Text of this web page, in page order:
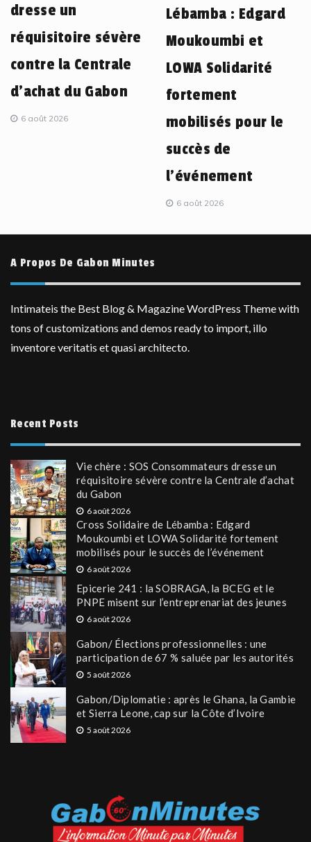
dresse un
réquisitoire sévère
contre la Centrale
d’achat du Gabon
6 août 2026
Lébamba : Edgard
Moukoumbi et
LOWA Solidarité
fortement
mobilisés pour le
succès de
l’événement
6 août 2026
A Propos De Gabon Minutes
Intimateis the Best Blog & Magazine WordPress Theme with
tons of customizations and demos ready to import, illo
inventore veritatis et quasi architecto.
Recent Posts
Vie chère : SOS Consommateurs dresse un
réquisitoire sévère contre la Centrale d’achat
du Gabon
6 août 2026
Cross Solidaire de Lébamba : Edgard
Moukoumbi et LOWA Solidarité fortement
mobilisés pour le succès de l’événement
6 août 2026
Epicerie 241 : la SOBRAGA, la BCEG et le
PNPE misent sur l’entreprenariat des jeunes
6 août 2026
Gabon/ Élections professionnelles : une
participation de 67 % saluée par les autorités
5 août 2026
Gabon/Diplomatie : après le Ghana, la Gambie
et Sierra Leone, cap sur la Côte d’Ivoire
5 août 2026